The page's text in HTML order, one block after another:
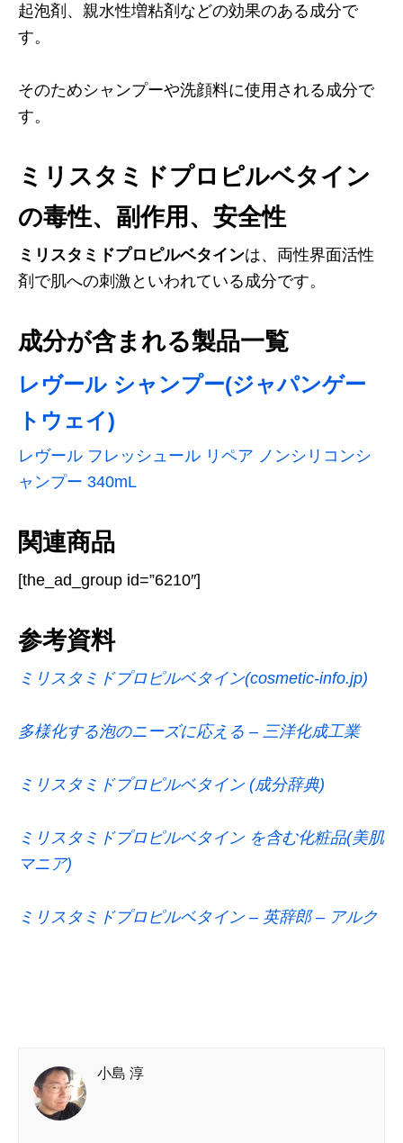
起泡剤、親水性増粘剤などの効果のある成分で
す。
そのためシャンプーや洗顔料に使用される成分で
す。
ミリスタミドプロピルベタイン
の毒性、副作用、安全性
ミリスタミドプロピルベタインは、両性界面活性
剤で肌への刺激といわれている成分です。
成分が含まれる製品一覧
レヴール シャンプー(ジャパンゲー
トウェイ)
レヴール フレッシュール リペア ノンシリコンシ
ャンプー 340mL
関連商品
[the_ad_group id=”6210″]
参考資料
ミリスタミドプロピルベタイン(cosmetic-info.jp)
多様化する泡のニーズに応える – 三洋化成工業
ミリスタミドプロピルベタイン (成分辞典)
ミリスタミドプロピルベタイン を含む化粧品(美肌
マニア)
ミリスタミドプロピルベタイン – 英辞郎 – アルク
小島 淳